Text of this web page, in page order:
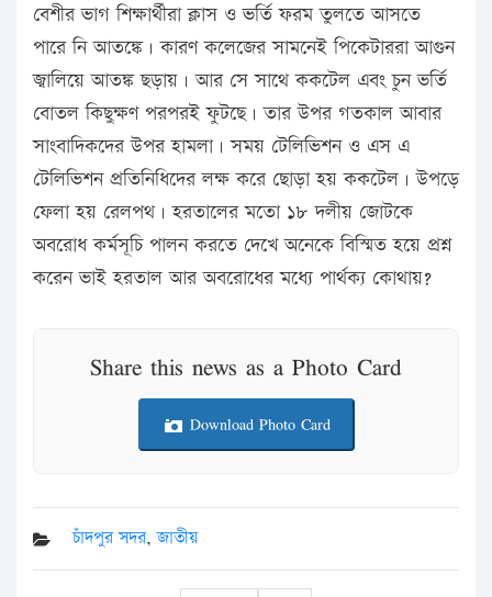
বেশীর ভাগ শিক্ষার্থীরা ক্লাস ও ভর্তি ফরম তুলতে আসতে
পারে নি আতঙ্কে। কারণ কলেজের সামনেই পিকেটাররা আগুন
জ্বালিয়ে আতঙ্ক ছড়ায়। আর সে সাথে ককটেল এবং চুন ভর্তি
বোতল কিছুক্ষণ পরপরই ফুটছে। তার উপর গতকাল আবার
সাংবাদিকদের উপর হামলা। সময় টেলিভিশন ও এস এ
টেলিভিশন প্রতিনিধিদের লক্ষ করে ছোড়া হয় ককটেল। উপড়ে
ফেলা হয় রেলপথ। হরতালের মতো ১৮ দলীয় জোটকে
অবরোধ কর্মসূচি পালন করতে দেখে অনেকে বিস্মিত হয়ে প্রশ্ন
করেন ভাই হরতাল আর অবরোধের মধ্যে পার্থক্য কোথায়?
Share this news as a Photo Card
Download Photo Card
চাঁদপুর সদর,জাতীয়